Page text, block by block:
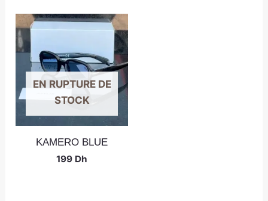
EN RUPTURE DE
STOCK
KAMERO BLUE
199 Dh